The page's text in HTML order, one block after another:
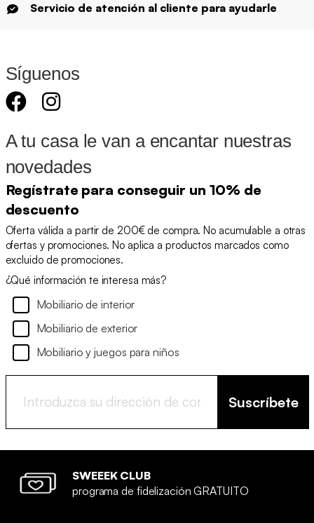
Servicio de atención al cliente para ayudarle
Síguenos
A tu casa le van a encantar nuestras
novedades
Regístrate para conseguir un 10% de
descuento
Oferta válida a partir de 200€ de compra. No acumulable a otras
ofertas y promociones. No aplica a productos marcados como
excluido de promociones.
¿Qué información te interesa más?
Mobiliario de interior
Mobiliario de exterior
Mobiliario y juegos para niños
Suscríbete
SWEEEK CLUB
programa de fidelización GRATUITO